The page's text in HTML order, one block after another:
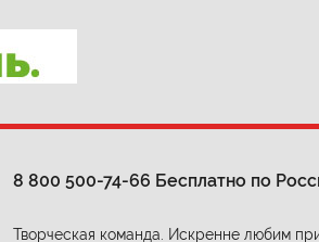
8 800 500-74-66 Бесплатно по
Творческая команда. Искренне любим